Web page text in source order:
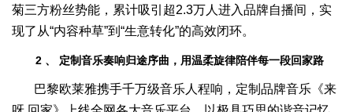
菊三方粉丝势能，累计吸引超2.3万人进入品牌自播间，实
现了从“内容种草”到“生意转化”的高效闭环。
2 、 定制音乐奏响归途序曲，用温柔旋律陪伴每一段回家路
巴黎欧莱雅携手千万级音乐人程响，定制品牌音乐《来